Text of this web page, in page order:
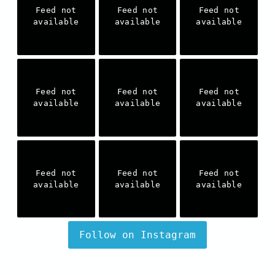
Feed not
available
Feed not
available
Feed not
available
Feed not
available
Feed not
available
Feed not
available
Feed not
available
Feed not
available
Feed not
available
Follow on Instagram